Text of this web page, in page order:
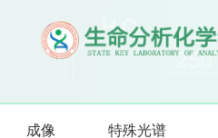
成像 特殊光谱